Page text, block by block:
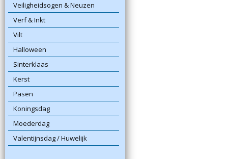
Veiligheidsogen & Neuzen
Verf & Inkt
Vilt
Halloween
Sinterklaas
Kerst
Pasen
Koningsdag
Moederdag
Valentijnsdag / Huwelijk